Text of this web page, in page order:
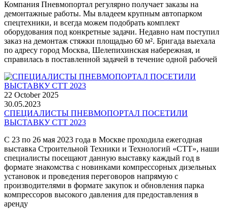
Компания Пневмопортал регулярно получает заказы на
демонтажные работы. Мы владеем крупным автопарком
спецтехники, и всегда можем подобрать комплект
оборудования под конкретные задачи. Недавно нам поступил
заказ на демонтаж стяжки площадью 60 м². Бригада выехала
по адресу город Москва, Шелепихинская набережная, и
справилась в поставленной задачей в течение одной рабочей
22 October 2025
30.05.2023
СПЕЦИАЛИСТЫ ПНЕВМОПОРТАЛ ПОСЕТИЛИ
ВЫСТАВКУ СТТ 2023
С 23 по 26 мая 2023 года в Москве проходила ежегодная
выставка Строительной Техники и Технологий «СТТ», наши
специалисты посещают данную выставку каждый год в
формате знакомства с новинками компрессорных дизельных
установок и проведения переговоров напрямую с
производителями в формате закупок и обновления парка
компрессоров высокого давления для предоставления в
аренду